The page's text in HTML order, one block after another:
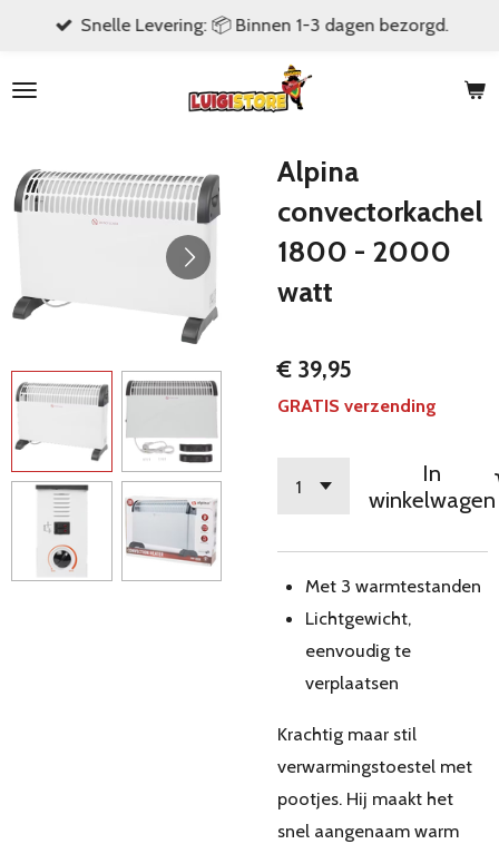
naar
Snelle Levering: 📦 Binnen 1-3 dagen bezorgd.
Alpina
convectorkachel
1800 - 2000
watt
€ 39,95
GRATIS verzending
In
winkelwagen
Met 3 warmtestanden
Lichtgewicht,
eenvoudig te
verplaatsen
Krachtig maar stil
verwarmingstoestel met
pootjes. Hij maakt het
snel aangenaam warm